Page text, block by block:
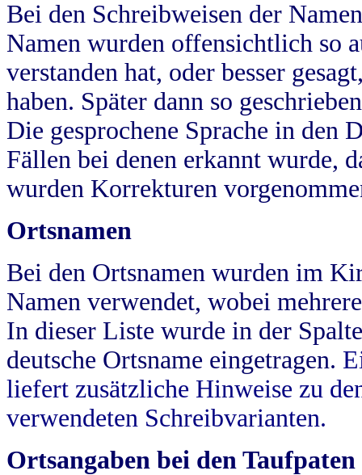
Bei den Schreibweisen der
Namen wurden offensichtlich so
verstanden hat, oder besser
haben. Später dann so
Die gesprochene Sprache in
Fällen bei denen erkannt wurde,
wurden Korrekturen
Ortsnamen
Bei den Ortsnamen wurden im
Namen verwendet, wobei
In dieser Liste wurde in der
deutsche Ortsname eingetragen.
liefert zusätzliche Hinweise zu
verwendeten Schreibvarianten.
Ortsangaben bei den Taufpaten